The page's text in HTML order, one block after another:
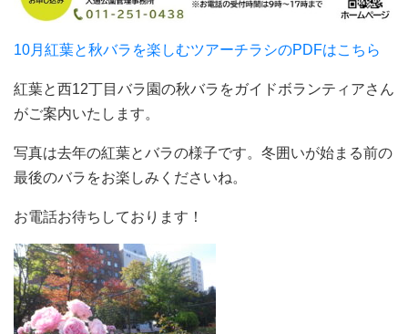
10月紅葉と秋バラを楽しむツアーチラシのPDFはこちら
紅葉と西12丁目バラ園の秋バラをガイドボランティアさん
がご案内いたします。
写真は去年の紅葉とバラの様子です。冬囲いが始まる前の
最後のバラをお楽しみくださいね。
お電話お待ちしております！